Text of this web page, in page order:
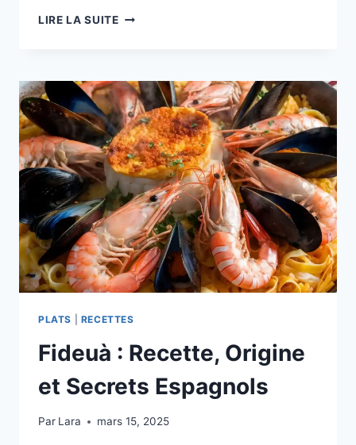
LIRE LA SUITEDÉLICIEUSE
RECETTE
&
ORIGINES
PLATS RECETTES
Fideuà : Recette, Origine
et Secrets Espagnols
Par Lara mars 15, 2025